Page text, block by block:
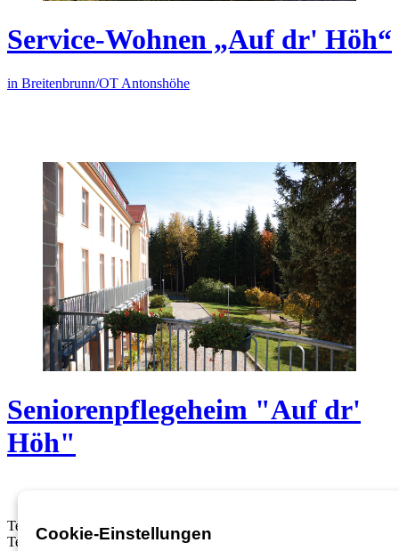
Service-Wohnen „Auf dr' Höh“
in Breitenbrunn/OT Antonshöhe
Seniorenpflegeheim "Auf dr'
Höh"
Telefon:
03722 46937 0
Telefax: 03722 49937 99
Cookie-Einstellungen